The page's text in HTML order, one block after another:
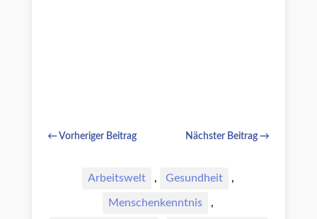
←Vorheriger Beitrag Nächster Beitrag→
Arbeitswelt , Gesundheit ,
Menschenkenntnis ,